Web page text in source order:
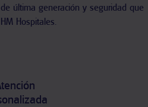
última generación y seguridad que
Hospitales.